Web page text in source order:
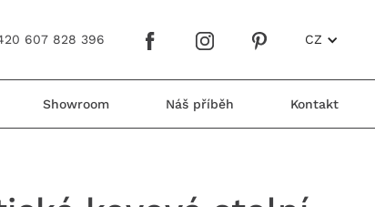
607 828 396 CZ
Showroom Náš příběh Kontakt